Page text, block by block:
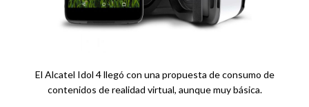
El Alcatel Idol 4 llegó con una propuesta de consumo de
contenidos de realidad virtual, aunque muy básica.